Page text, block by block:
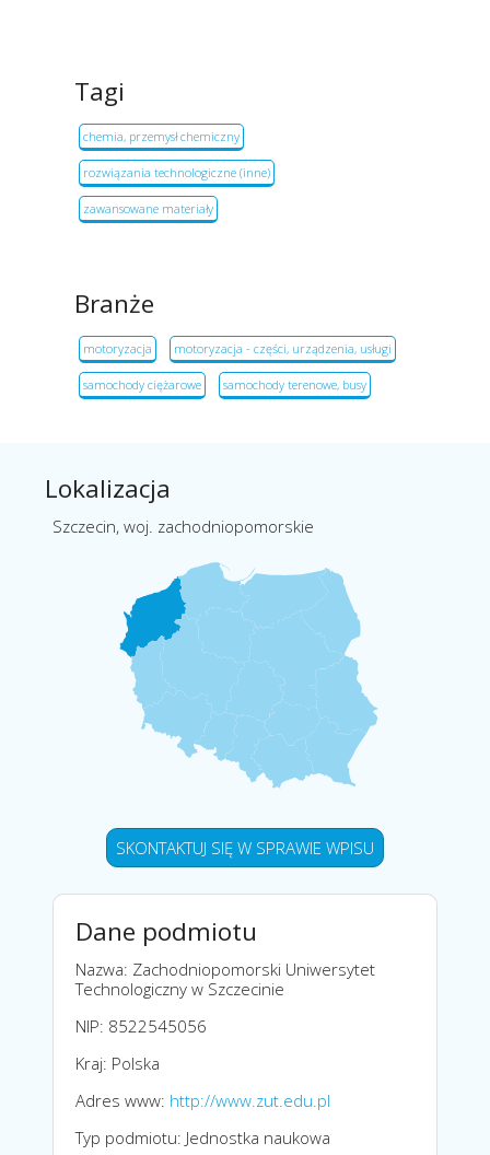
Tagi
chemia, przemysł chemiczny
rozwiązania technologiczne (inne)
zawansowane materiały
Branże
motoryzacja motoryzacja - części, urządzenia, usługi
samochody ciężarowe samochody terenowe, busy
Lokalizacja
Szczecin, woj. zachodniopomorskie
SKONTAKTUJ SIĘ W SPRAWIE WPISU
Dane podmiotu
Nazwa: Zachodniopomorski Uniwersytet
Technologiczny w Szczecinie
NIP: 8522545056
Kraj: Polska
Adres www: http://www.zut.edu.pl
Typ podmiotu: Jednostka naukowa